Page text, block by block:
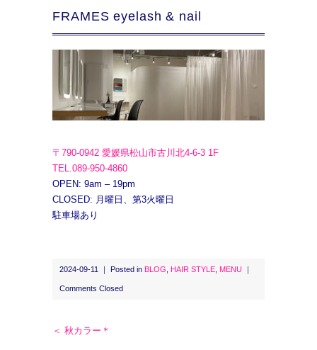
FRAMES eyelash & nail
〒790-0942 愛媛県松山市古川北4-6-3 1F
TEL.089-950-4860
OPEN: 9am – 19pm
CLOSED: 月曜日、第3火曜日
駐車場あり
2024-09-11 ｜ Posted in BLOG HAIR STYLE MENU
Comments Closed
＜ 秋カラー＊